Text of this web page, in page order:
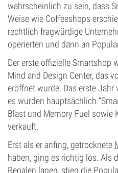
wahrscheinlich zu sein, dass
Weise wie Coffeeshops
rechtlich fragwürdige
operierten und dann an
Der erste offizielle Smartshop
Mind and Design Center, das
eröffnet wurde. Das erste
es wurden hauptsächlich
Blast und Memory Fuel sowie
verkauft.
Erst als er anfing, getrocknete
haben, ging es richtig los. Als
Regalen lagen, stieg die